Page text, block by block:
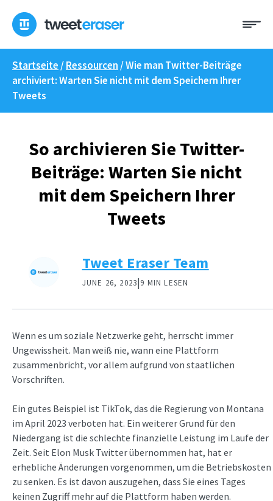
Inhalt
springen
Startseite /Ressourcen /Wie man Twitter-Beiträge
archiviert: Warten Sie nicht mit dem Speichern Ihrer
Tweets
So archivieren Sie Twitter-
Beiträge: Warten Sie nicht
mit dem Speichern Ihrer
Tweets
Tweet Eraser Team
JUNE 26, 2023|9 MIN LESEN
Wenn es um soziale Netzwerke geht, herrscht immer
Ungewissheit. Man weiß nie, wann eine Plattform
zusammenbricht, vor allem aufgrund von staatlichen
Vorschriften.
Ein gutes Beispiel ist TikTok, das die Regierung von Montana
im April 2023 verboten hat. Ein weiterer Grund für den
Niedergang ist die schlechte finanzielle Leistung im Laufe der
Zeit. Seit Elon Musk Twitter übernommen hat, hat er
erhebliche Änderungen vorgenommen, um die Betriebskosten
zu senken. Es ist davon auszugehen, dass Sie eines Tages
keinen Zugriff mehr auf die Plattform haben werden.